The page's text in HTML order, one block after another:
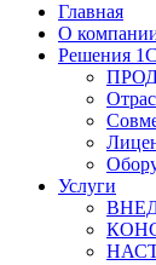
Главная
О
Решения 1С
Услуги